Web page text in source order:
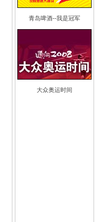
青岛啤酒--我是冠军
大众奥运时间